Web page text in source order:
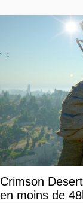
Crimson
en moins de